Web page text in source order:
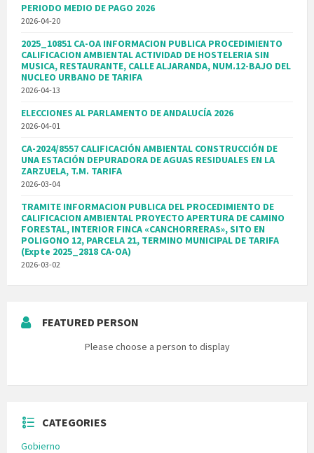
PERIODO MEDIO DE PAGO 2026
2026-04-20
2025_10851 CA-OA INFORMACION PUBLICA PROCEDIMIENTO
CALIFICACION AMBIENTAL ACTIVIDAD DE HOSTELERIA SIN
MUSICA, RESTAURANTE, CALLE ALJARANDA, NUM.12-BAJO DEL
NUCLEO URBANO DE TARIFA
2026-04-13
ELECCIONES AL PARLAMENTO DE ANDALUCÍA 2026
2026-04-01
CA-2024/8557 CALIFICACIÓN AMBIENTAL CONSTRUCCIÓN DE
UNA ESTACIÓN DEPURADORA DE AGUAS RESIDUALES EN LA
ZARZUELA, T.M. TARIFA
2026-03-04
TRAMITE INFORMACION PUBLICA DEL PROCEDIMIENTO DE
CALIFICACION AMBIENTAL PROYECTO APERTURA DE CAMINO
FORESTAL, INTERIOR FINCA «CANCHORRERAS», SITO EN
POLIGONO 12, PARCELA 21, TERMINO MUNICIPAL DE TARIFA
(Expte 2025_2818 CA-OA)
2026-03-02
FEATURED PERSON
Please choose a person to display
CATEGORIES
Gobierno